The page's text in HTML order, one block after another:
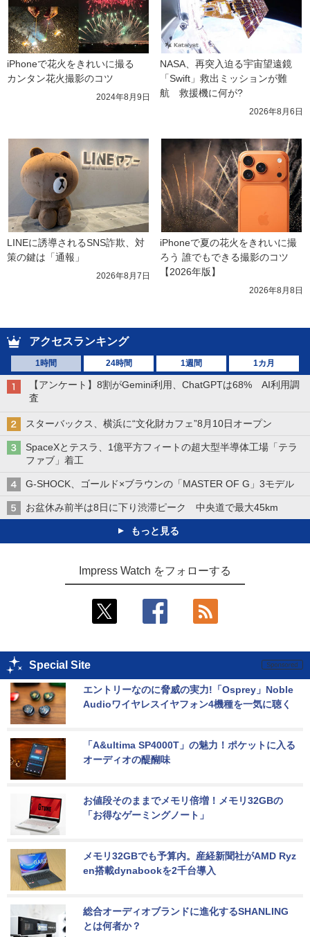
iPhoneで花火をきれいに撮る
カンタン花火撮影のコツ
2024年8月9日
NASA、再突入迫る宇宙望遠鏡
「Swift」救出ミッションが難
航　救援機に何が?
2026年8月6日
LINEに誘導されるSNS詐欺、対
策の鍵は「通報」
2026年8月7日
iPhoneで夏の花火をきれいに撮
ろう 誰でもできる撮影のコツ
【2026年版】
2026年8月8日
アクセスランキング
1時間 24時間 1週間 1カ月
【アンケート】8割がGemini利用、ChatGPTは68% AI利用調
査
スターバックス、横浜に“文化財カフェ”8月10日オープン
SpaceXとテスラ、1億平方フィートの超大型半導体工場「テラ
ファブ」着工
G-SHOCK、ゴールド×ブラウンの「MASTER OF G」3モデル
お盆休み前半は8日に下り渋滞ピーク 中央道で最大45km
もっと見る
Impress Watch をフォローする
Special Site
エントリーなのに脅威の実力!「Osprey」Noble
Audioワイヤレスイヤフォン4機種を一気に聴く
「A&ultima SP4000T」の魅力！ポケットに入る
オーディオの醍醐味
お値段そのままでメモリ倍増！メモリ32GBの
「お得なゲーミングノート」
メモリ32GBでも予算内。産経新聞社がAMD Ryz
en搭載dynabookを2千台導入
総合オーディオブランドに進化するSHANLING
とは何者か？